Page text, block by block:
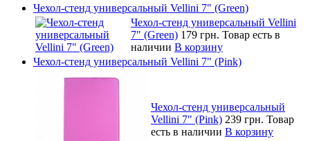
Чехол-стенд универсальный Vellini 7" (Green)
Чехол-стенд универсальный Vellini
7" (Green) 179 грн. Товар есть в
наличии В корзину
Чехол-стенд универсальный Vellini 7" (Pink)
Чехол-стенд универсальный
Vellini 7" (Pink) 239 грн. Товар
есть в наличии В корзину